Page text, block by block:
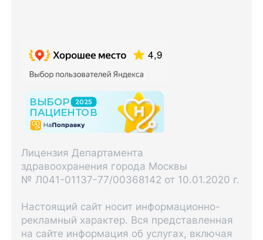
Лицензия Департамента
здравоохранения города Москвы
№ Л041-01137-77/00368142 от 10.01.2020 г.
Настоящий сайт носит информационно-
рекламный характер. Вся представленная
на сайте информация об услугах, включая